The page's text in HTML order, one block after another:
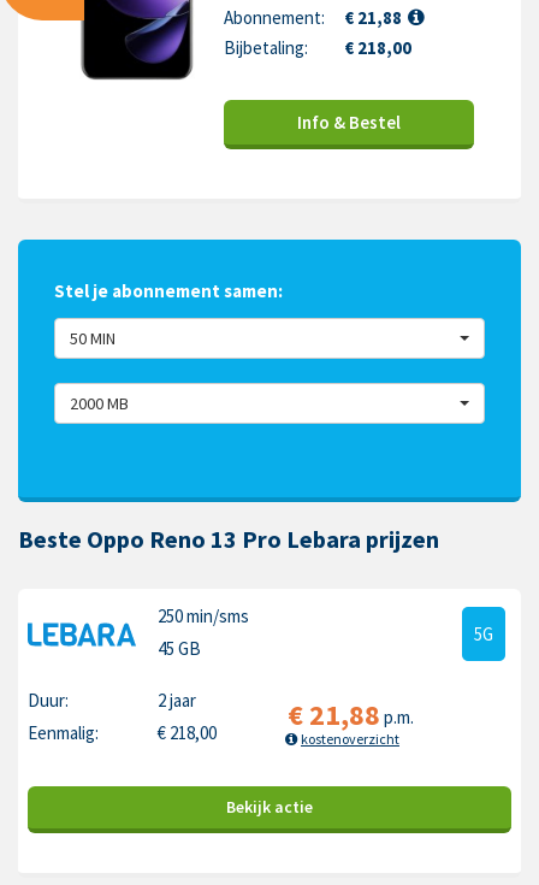
Abonnement:
€ 21,88
Bijbetaling:
€ 218,00
Info & Bestel
Stel je abonnement samen:
50 MIN
2000 MB
Beste Oppo Reno 13 Pro Lebara prijzen
250 min/sms
45 GB
5G
Duur:
2 jaar
Eenmalig:
€ 218,00 €21,88 p.m.
kostenoverzicht
Bekijk actie